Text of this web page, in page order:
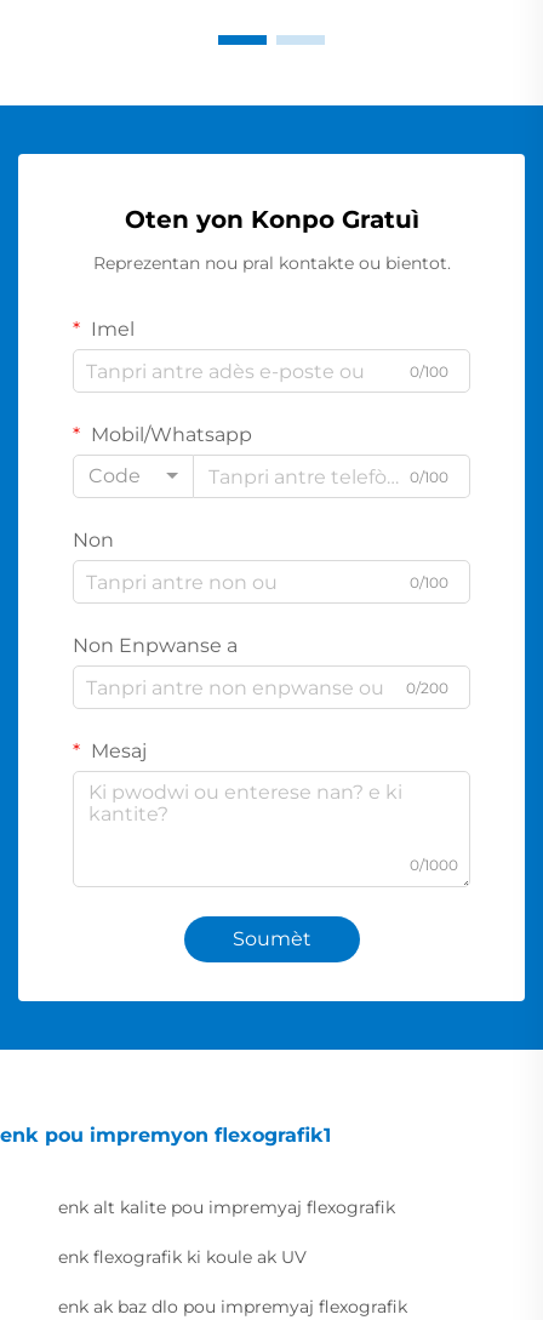
Oten yon Konpo Gratuì
Reprezentan nou pral kontakte ou bientot.
Imel
0/100
Mobil/Whatsapp
Code
0/100
Non
0/100
Non Enpwanse a
0/200
Mesaj
0/1000
Soumèt
enk pou impremyon flexografik1
enk alt kalite pou impremyaj flexografik
enk flexografik ki koule ak UV
enk ak baz dlo pou impremyaj flexografik